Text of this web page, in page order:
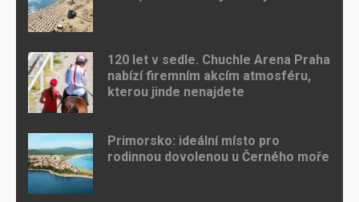
120 let v sedle. Chuchle Arena Praha
nabízí firemním akcím atmosféru,
kterou jinde nenajdete
Primorsko: ideální místo pro
rodinnou dovolenou u Černého moře